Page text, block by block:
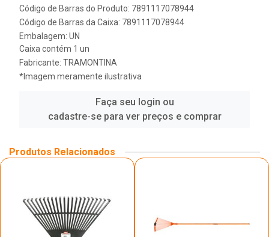
Código de Barras do Produto: 7891117078944
Código de Barras da Caixa: 7891117078944
Embalagem: UN
Caixa contém 1 un
Fabricante: TRAMONTINA
*Imagem meramente ilustrativa
Faça seu login ou
cadastre-se para ver preços e comprar
Produtos Relacionados